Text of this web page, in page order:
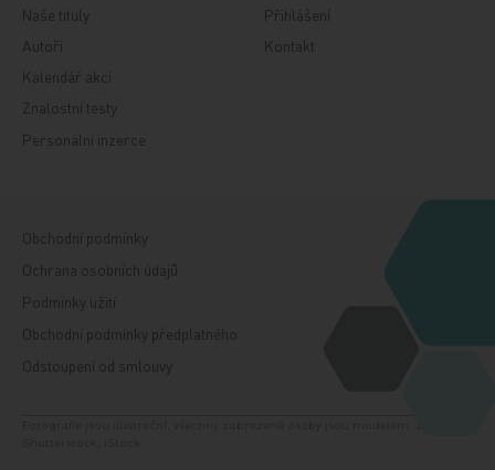
Naše tituly
Autoři
Kalendář akcí
Znalostní testy
Personální inzerce
Přihlášení
Kontakt
Obchodní podmínky
Ochrana osobních údajů
Podmínky užití
Obchodní podmínky předplatného
Odstoupení od smlouvy